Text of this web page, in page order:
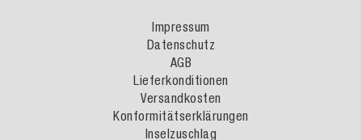
Impressum
Datenschutz
AGB
Lieferkonditionen
Versandkosten
Konformitätserklärungen
Inselzuschlag